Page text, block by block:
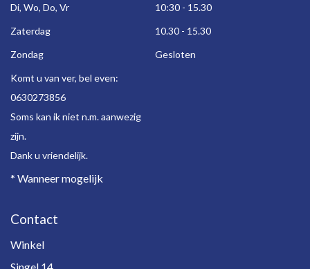
Di, Wo, Do, Vr
10:30 - 15.30
Zaterdag
10.30 - 15.30
Zondag
Gesloten
Komt u van ver, bel even:
0630273856
Soms kan ik niet n.m. aanwezig
zijn.
Dank u vriendelijk.
* Wanneer mogelijk
Contact
Winkel
Singel 14